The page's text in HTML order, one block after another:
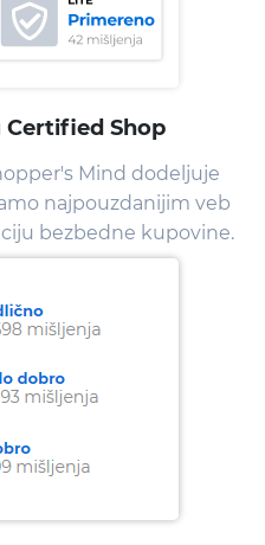
Shop
Mind dodeljuje
najpouzdanijim veb
bezbedne kupovine.